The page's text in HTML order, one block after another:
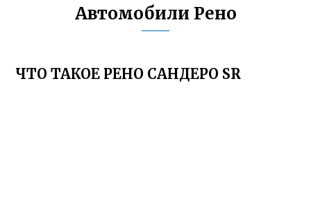
Автомобили Рено
ЧТО ТАКОЕ РЕНО САНДЕРО SR